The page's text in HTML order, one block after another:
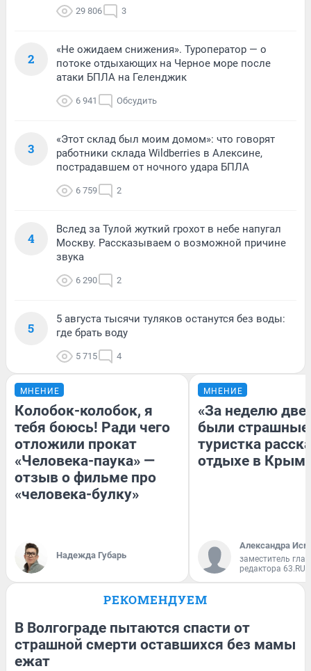
29 806 3
2
«Не ожидаем снижения». Туроператор — о
потоке отдыхающих на Черное море после
атаки БПЛА на Геленджик
6 941 Обсудить
3
«Этот склад был моим домом»: что говорят
работники склада Wildberries в Алексине,
пострадавшем от ночного удара БПЛА
6 759 2
4
Вслед за Тулой жуткий грохот в небе напугал
Москву. Рассказываем о возможной причине
звука
6 290 2
5
5 августа тысячи туляков останутся без воды:
где брать воду
5 715 4
МНЕНИЕ
Колобок-колобок, я
тебя боюсь! Ради чего
отложили прокат
«Человека-паука» —
отзыв о фильме про
«человека-булку»
Надежда Губарь
МНЕНИЕ
«За неделю две
были
туристка
отдыхе в
Александра
заместитель
редактора 63.RU
РЕКОМЕНДУЕМ
В Волгограде пытаются спасти от
страшной смерти оставшихся без мамы
ежат